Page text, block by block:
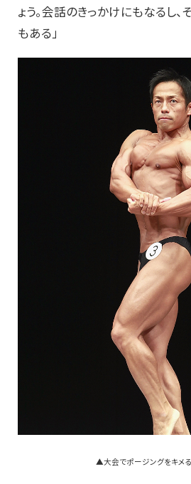
ょう。会話のきっかけにもなるし
もある」
▲大会でポージングをキメ